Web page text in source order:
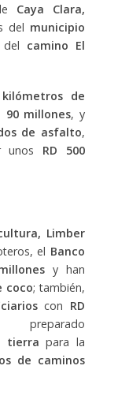
Caya Clara,
del municipio
camino El
de
90 millones, y
de asfalto,
unos RD 500
Limber
el Banco
y han
coco; también,
con RD
tierra para la
de caminos